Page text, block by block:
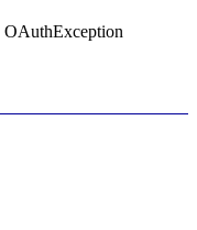
OAuthException